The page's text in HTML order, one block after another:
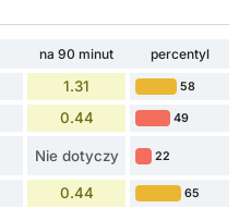
na 90 minut
percentyl
1.31 58
0.44 49
Nie dotyczy 22
0.44 65